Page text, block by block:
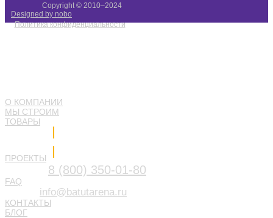
О КОМПАНИИ
МЫ СТРОИМ
ТОВАРЫ
ПРОЕКТЫ
8 (800) 350-01-80
FAQ
info@batutarena.ru
КОНТАКТЫ
БЛОГ
Copyright © 2010–2024
Designed by nobo
Политика конфиденциальности